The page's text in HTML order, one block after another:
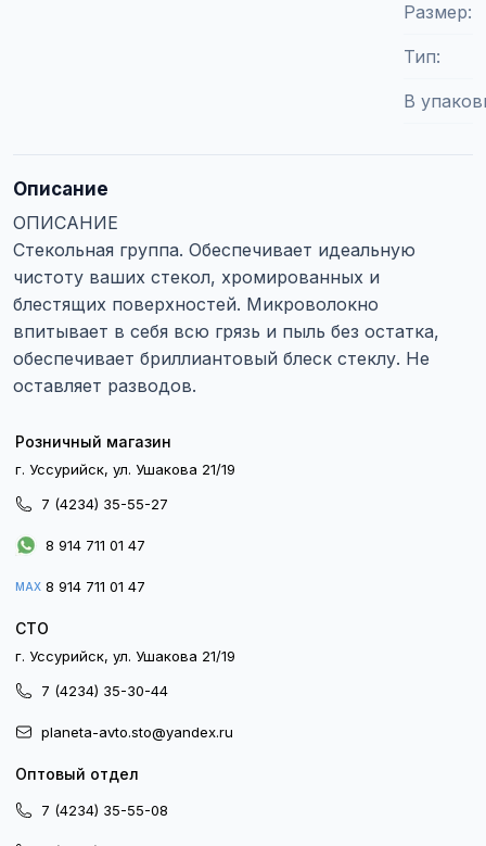
Размер
Тип
В
Описание
ОПИСАНИЕ
Стекольная группа. Обеспечивает идеальную
чистоту ваших стекол, хромированных и
блестящих поверхностей. Микроволокно
впитывает в себя всю грязь и пыль без остатка,
обеспечивает бриллиантовый блеск стеклу. Не
оставляет разводов.
Розничный магазин
г. Уссурийск, ул. Ушакова 21/19
7 (4234) 35-55-27
8 914 711 01 47
MAX 8 914 711 01 47
СТО
г. Уссурийск, ул. Ушакова 21/19
7 (4234) 35-30-44
planeta-avto.sto@yandex.ru
Оптовый отдел
7 (4234) 35-55-08